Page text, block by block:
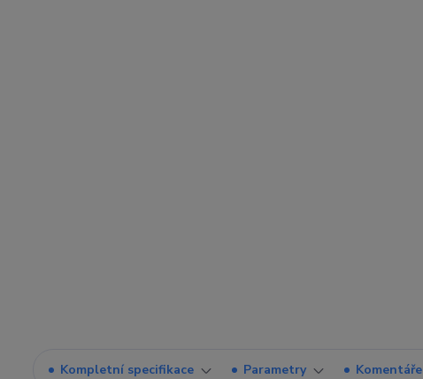
Kompletní specifikace Parametry Komentáře